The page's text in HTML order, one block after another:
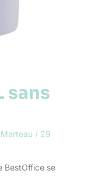
sans
/ 29
BestOffice se